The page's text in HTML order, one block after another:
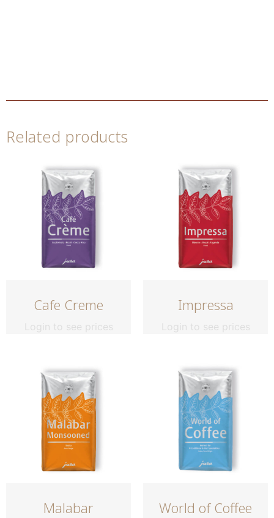
Related products
Cafe Creme
Login to see prices
Impressa
Login to see prices
Malabar World of Coffee